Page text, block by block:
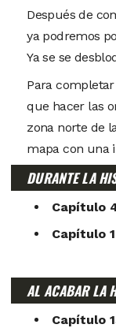
Después de
ya podremos
Ya se se
Para
que hacer las
zona norte de
mapa con una
DURANTE LA
Capítulo
Capítulo
AL ACABAR LA
Capítulo